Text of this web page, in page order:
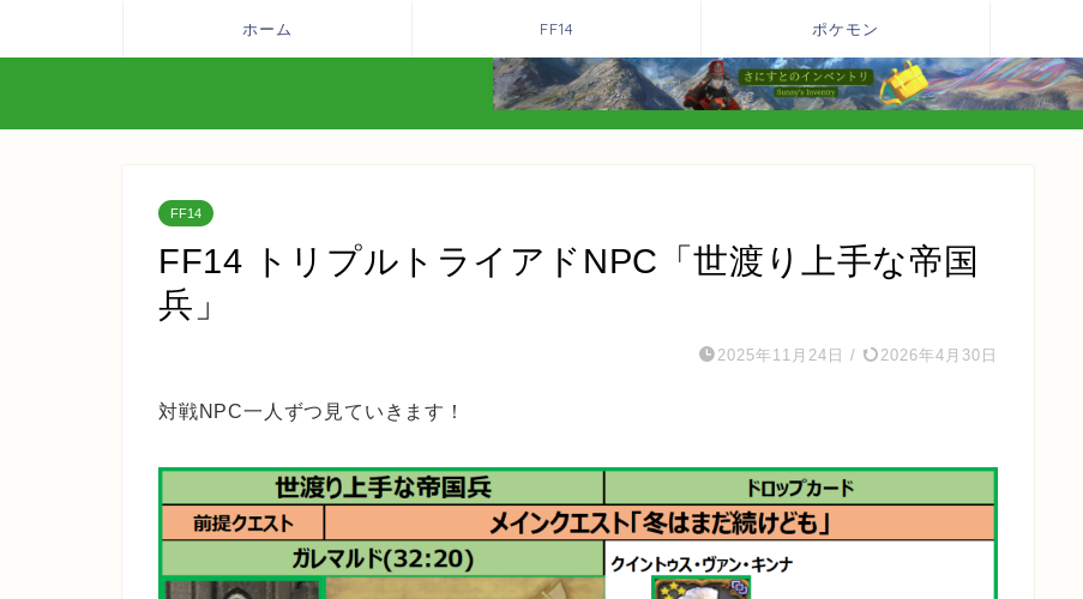
ホーム FF14 ポケモン
FF14
FF14 トリプルトライアドNPC「世渡り上手な帝国
兵」
2025年11月24日 / 2026年4月30日
対戦NPC一人ずつ見ていきます！